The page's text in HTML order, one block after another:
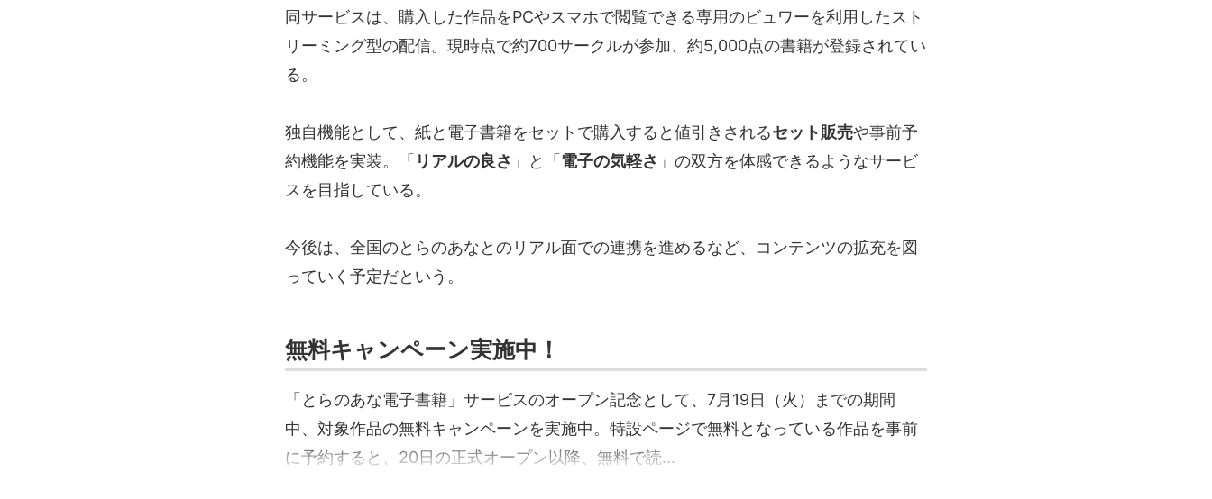
同サービスは、購入した作品をPCやスマホで閲覧できる専用のビュワーを利用したスト
リーミング型の配信。現時点で約700サークルが参加、約5,000点の書籍が登録されてい
る。
独自機能として、紙と電子書籍をセットで購入すると値引きされるセット販売や事前予
約機能を実装。「 リアルの良さ 」と「電子の気軽さ 」の双方を体感できるようなサービ
スを目指している。
今後は、全国のとらのあなとのリアル面での連携を進めるなど、コンテンツの拡充を図
っていく予定だという。
無料キャンペーン実施中！
「とらのあな電子書籍」サービスのオープン記念として、7月19日（火）までの期間
中、対象作品の無料キャンペーンを実施中。特設ページで無料となっている作品を事前
に予約すると、20日の正式オープン以降、無料で読...